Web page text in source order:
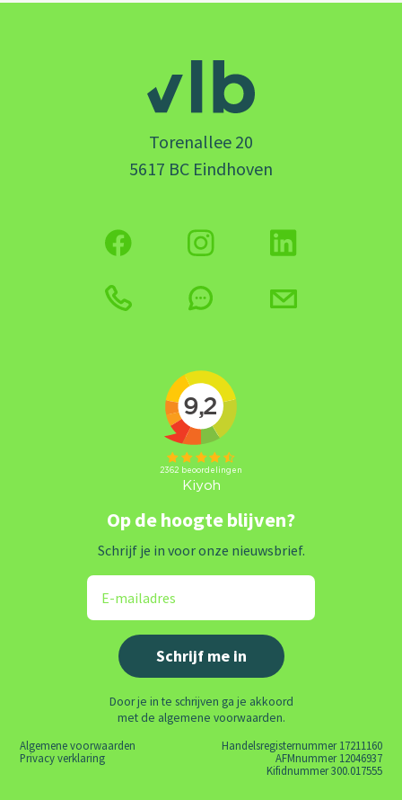
Torenallee 20
5617 BC Eindhoven
Op de hoogte blijven?
Schrijf je in voor onze nieuwsbrief.
Door je in te schrijven ga je akkoord
met de algemene voorwaarden.
Algemene voorwaarden
Privacy verklaring
Handelsregisternummer 17211160
AFMnummer 12046937
Kifidnummer 300.017555